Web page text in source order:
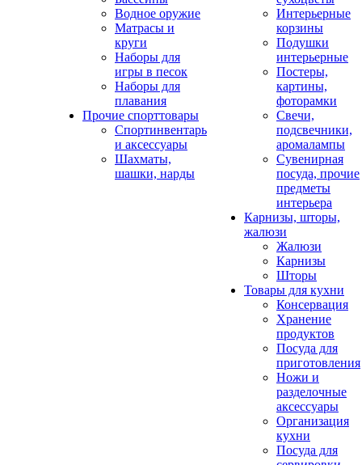
Водное оружие
Матрасы и
круги
Наборы для
игры в песок
Наборы для
плавания
Прочие спорттовары
Спортинвентарь
и аксессуары
Шахматы,
шашки, нарды
Интерьерные
корзины
Подушки
интерьерные
Постеры,
картины,
фоторамки
Свечи,
подсвечники,
аромалампы
Сувенирная
посуда, прочие
предметы
интерьера
Карнизы, шторы,
жалюзи
Жалюзи
Карнизы
Шторы
Товары для кухни
Консервация
Хранение
продуктов
Посуда для
приготовления
Ножи и
разделочные
аксессуары
Организация
кухни
Посуда для